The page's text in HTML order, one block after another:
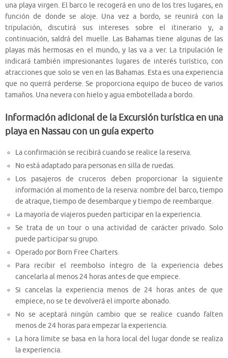
una playa virgen. El barco le recogerá en uno de los tres lugares, en
función de donde se aloje. Una vez a bordo, se reunirá con la
tripulación, discutirá sus intereses sobre el itinerario y, a
continuación, saldrá del muelle. Las Bahamas tiene algunas de las
playas más hermosas en el mundo, y las va a ver. La tripulación le
indicará también impresionantes lugares de interés turístico, con
atracciones que solo se ven en las Bahamas. Esta es una experiencia
que no querrá perderse. Se proporciona equipo de buceo de varios
tamaños. Una nevera con hielo y agua embotellada a bordo.
Información adicional de la Excursión turística en una
playa en Nassau con un guía experto
La confirmación se recibirá cuando se realice la reserva.
No está adaptado para personas en silla de ruedas.
Los pasajeros de cruceros deben proporcionar la siguiente
información al momento de la reserva: nombre del barco, tiempo
de atraque, tiempo de desembarque y tiempo de reembarque.
La mayoría de viajeros pueden participar en la experiencia.
Se trata de un tour o una actividad de carácter privado. Solo
puede participar su grupo.
Operado por Born Free Charters.
Para recibir el reembolso íntegro de la experiencia debes
cancelarla al menos 24 horas antes de que empiece.
Si cancelas la experiencia menos de 24 horas antes de que
empiece, no se te devolverá el importe abonado.
No se aceptará ningún cambio que se realice cuando falten
menos de 24 horas para empezar la experiencia.
La hora límite se basa en la hora local del lugar donde se realiza
la experiencia.